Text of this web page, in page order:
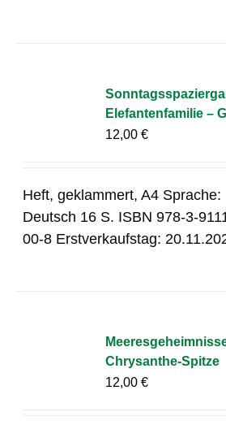
Elefantenfamilie –
12,00€
Heft, geklammert, A4 Sprache:
Deutsch 16 S. ISBN 978-3-
00-8 Erstverkaufstag:
Chrysanthe-Spitze
12,00€